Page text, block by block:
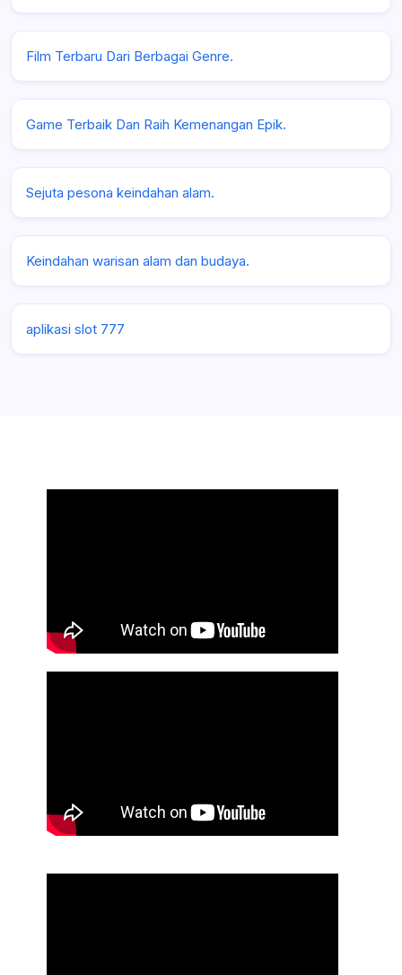
Film Terbaru Dari Berbagai Genre.
Game Terbaik Dan Raih Kemenangan Epik.
Sejuta pesona keindahan alam.
Keindahan warisan alam dan budaya.
aplikasi slot 777